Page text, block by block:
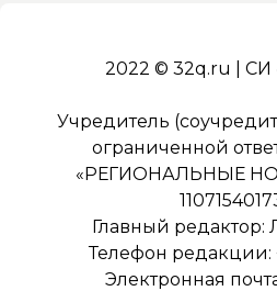
2022 © 32q.ru | СИ
Учредитель
ограниченной
«РЕГИОНАЛЬНЫЕ
Главный редактор:
Телефон редакции:
Электронная